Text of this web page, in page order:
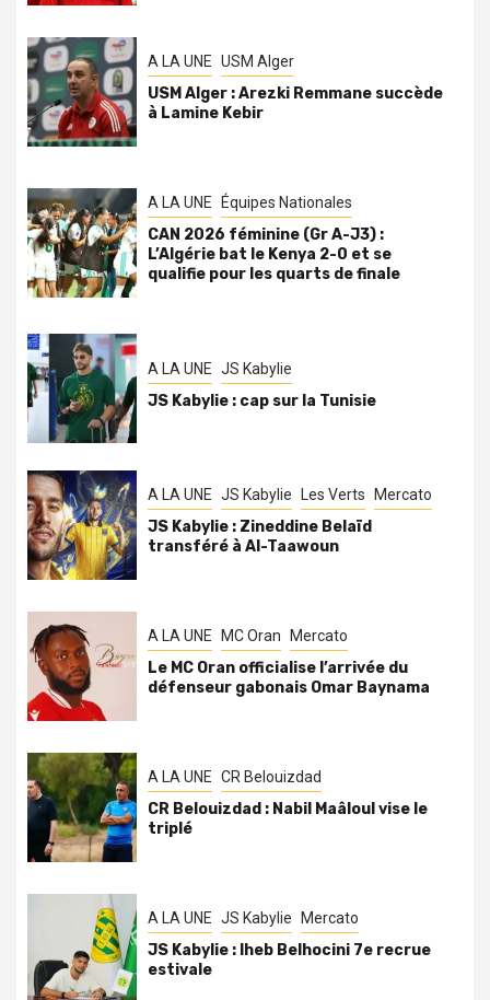
A LA UNE USM Alger
USM Alger : Arezki Remmane succède
à Lamine Kebir
A LA UNE Équipes Nationales
CAN 2026 féminine (Gr A-J3) :
L’Algérie bat le Kenya 2-0 et se
qualifie pour les quarts de finale
A LA UNE JS Kabylie
JS Kabylie : cap sur la Tunisie
A LA UNE JS Kabylie Les Verts Mercato
JS Kabylie : Zineddine Belaïd
transféré à Al-Taawoun
A LA UNE MC Oran Mercato
Le MC Oran officialise l’arrivée du
défenseur gabonais Omar Baynama
A LA UNE CR Belouizdad
CR Belouizdad : Nabil Maâloul vise le
triplé
A LA UNE JS Kabylie Mercato
JS Kabylie : Iheb Belhocini 7e recrue
estivale